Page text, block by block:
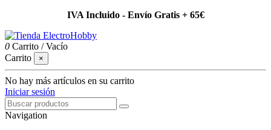
IVA Incluido - Envío Gratis + 65€
0 Carrito /Vacío
Carrito
×
No hay más artículos en su carrito
Iniciar sesión
Navigation